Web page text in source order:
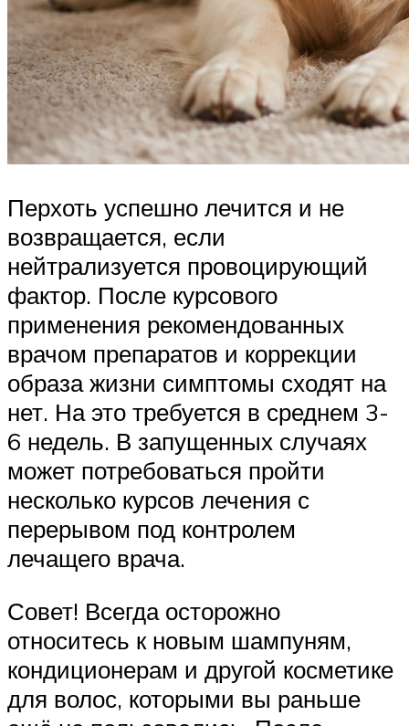
Перхоть успешно лечится и не
возвращается, если
нейтрализуется провоцирующий
фактор. После курсового
применения рекомендованных
врачом препаратов и коррекции
образа жизни симптомы сходят на
нет. На это требуется в среднем 3-
6 недель. В запущенных случаях
может потребоваться пройти
несколько курсов лечения с
перерывом под контролем
лечащего врача.
Совет! Всегда осторожно
относитесь к новым шампуням,
кондиционерам и другой косметике
для волос, которыми вы раньше